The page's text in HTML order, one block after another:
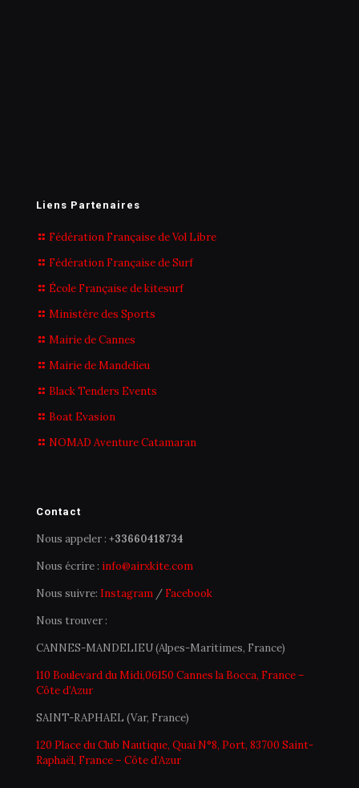
Liens Partenaires
Fédération Française de Vol Libre
Fédération Française de Surf
École Française de kitesurf
Ministère des Sports
Mairie de Cannes
Mairie de Mandelieu
Black Tenders Events
Boat Evasion
NOMAD Aventure Catamaran
Contact
Nous appeler : +33660418734
Nous écrire : info@airxkite.com
Nous suivre: Instagram / Facebook
Nous trouver :
CANNES-MANDELIEU (Alpes-Maritimes, France)
110 Boulevard du Midi,06150 Cannes la Bocca, France –
Côte d’Azur
SAINT-RAPHAEL (Var, France)
120 Place du Club Nautique, Quai N°8, Port, 83700 Saint-
Raphaël, France – Côte d’Azur